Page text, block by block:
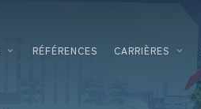
RÉFÉRENCES CARRIÈRES